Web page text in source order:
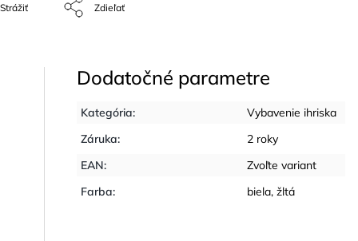
Strážiť Zdieľať
Dodatočné parametre
Kategória:
Vybavenie ihriska
Záruka:
2 roky
EAN:
Zvoľte variant
Farba: biela, žltá